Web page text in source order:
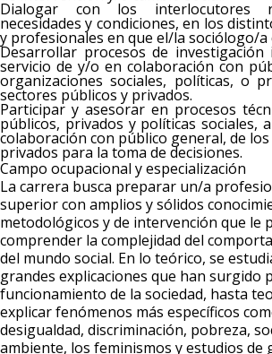
Dialogar con los interlocutores
necesidades y condiciones, en los
y profesionales en que el/la sociólogo/a
Desarrollar procesos de investigación
servicio de y/o en colaboración con
organizaciones sociales, políticas, o
sectores públicos y privados.
Participar y asesorar en procesos
públicos, privados y políticas sociales,
colaboración con público general, de
privados para la toma de decisiones.
Campo ocupacional y especialización
La carrera busca preparar un/a
superior con amplios y sólidos
metodológicos y de intervención que le
comprender la complejidad del
del mundo social. En lo teórico, se
grandes explicaciones que han surgido
funcionamiento de la sociedad, hasta
explicar fenómenos más específicos
desigualdad, discriminación, pobreza,
ambiente, los feminismos y estudios de